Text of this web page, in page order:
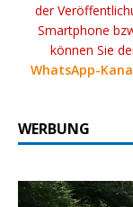
der
Smartphone
können Sie
WhatsApp-
WERBUNG